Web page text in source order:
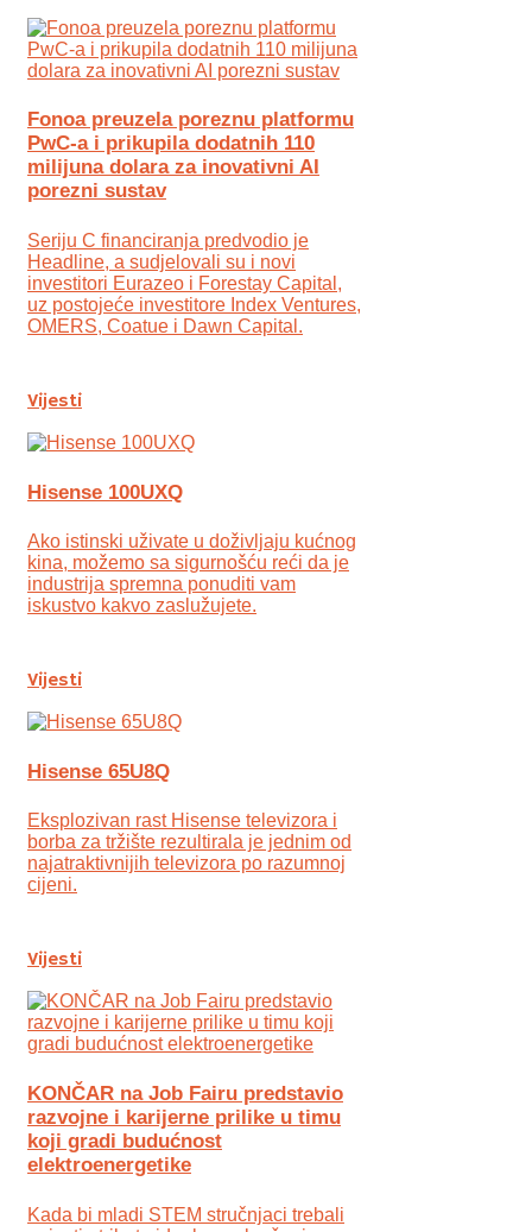
Fonoa preuzela poreznu platformu
PwC-a i prikupila dodatnih 110
milijuna dolara za inovativni AI
porezni sustav
Seriju C financiranja predvodio je
Headline, a sudjelovali su i novi
investitori Eurazeo i Forestay Capital,
uz postojeće investitore Index Ventures,
OMERS, Coatue i Dawn Capital.
Vijesti
Hisense 100UXQ
Ako istinski uživate u doživljaju kućnog
kina, možemo sa sigurnošću reći da je
industrija spremna ponuditi vam
iskustvo kakvo zaslužujete.
Vijesti
Hisense 65U8Q
Eksplozivan rast Hisense televizora i
borba za tržište rezultirala je jednim od
najatraktivnijih televizora po razumnoj
cijeni.
Vijesti
KONČAR na Job Fairu predstavio
razvojne i karijerne prilike u timu
koji gradi budućnost
elektroenergetike
Kada bi mladi STEM stručnjaci trebali